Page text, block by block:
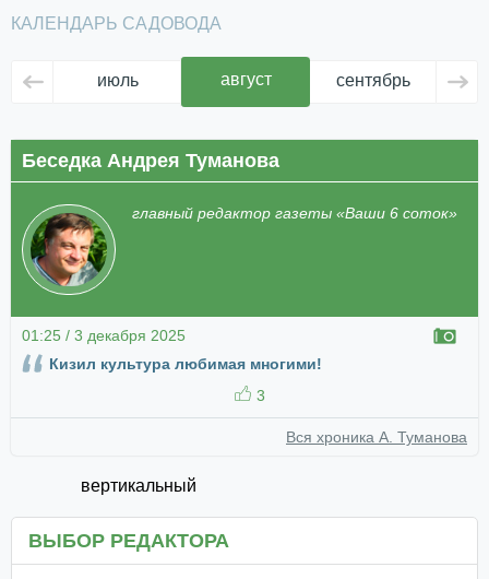
КАЛЕНДАРЬ САДОВОДА
июль август сентябрь
Беседка Андрея Туманова
главный редактор газеты «Ваши 6 соток»
01:25 / 3 декабря 2025
Кизил культура любимая многими!
3
Вся хроника А. Туманова
вертикальный
ВЫБОР РЕДАКТОРА